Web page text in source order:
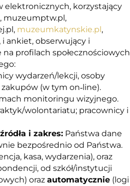
elektronicznych, korzystający
muzeumptw.pl,
muzeumkatynskie.pl,
ankiet, obserwujący i
profilach społecznościowych
wydarzeń/lekcji, osoby
(w tym on‑line).
monitoringu wizyjnego.
wolontariatu; pracownicy i
i zakres: Państwa dane
bezpośrednio od Państwa.
kasa, wydarzenia), oraz
od szkół/instytucji
oraz automatycznie (logi